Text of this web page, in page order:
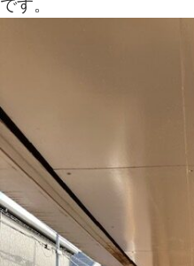
です。